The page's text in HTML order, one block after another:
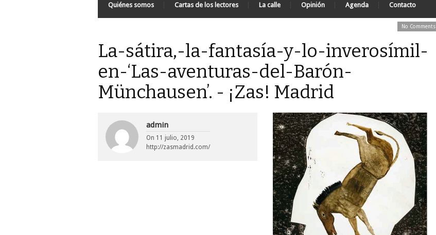
Quiénes somos Cartas de los lectores La calle Opinión Agenda Contacto
No Comments
La-sátira,-la-fantasía-y-lo-inverosímil-
en-‘Las-aventuras-del-Barón-
Münchausen’. - ¡Zas! Madrid
admin
On 11 julio, 2019
http://zasmadrid.com/